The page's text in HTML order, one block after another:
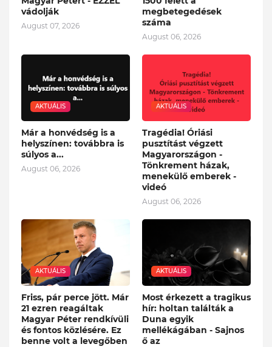
vádolják
August 07, 2026
megbetegedések
száma
August 06, 2026
AKTUÁLIS
Már a honvédség is a
helyszínen: továbbra is
súlyos a...
August 06, 2026
AKTUÁLIS
Tragédia! Óriási
pusztítást végzett
Magyarországon -
Tönkrement házak,
menekülő emberek -
videó
August 06, 2026
AKTUÁLIS
Friss, pár perce jött. Már
21 ezren reagáltak
Magyar Péter rendkívüli
és fontos közlésére. Ez
benne volt a levegőben
AKTUÁLIS
Most érkezett a tragikus
hír: holtan találták a
Duna egyik
mellékágában - Sajnos
ő az